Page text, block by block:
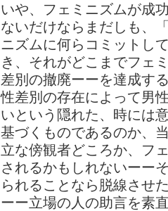
いや、フェミニズムが成
ないだけならまだしも、
ニズムに何らコミットし
き、それがどこまでフェ
差別の撤廃ーーを達成す
性差別の存在によって男
いという隠れた、時には
基づくものであるのか、
立な傍観者どころか、フ
されるかもしれないーー
られることなら脱線させ
ーー立場の人の助言を素